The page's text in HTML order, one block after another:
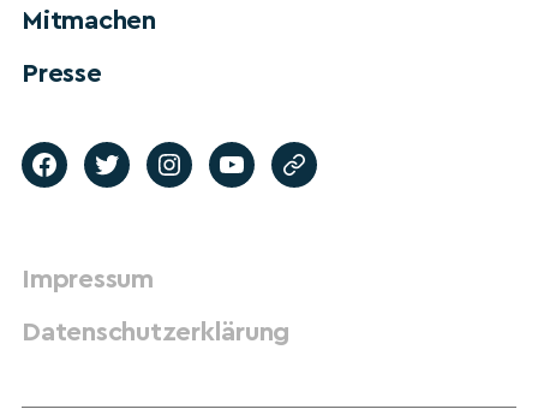
Mitmachen
Presse
Impressum
Datenschutzerklärung